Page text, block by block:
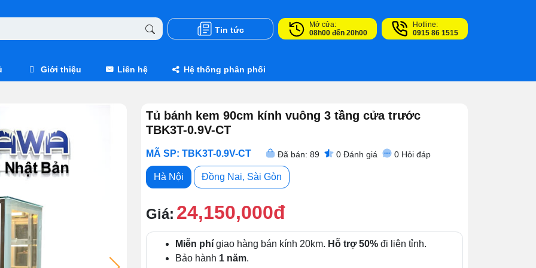
Tin tức
Mở cửa:
08h00 đến 20h00
Hotline:
0915 86 1515
Giới thiệu Liên hệ Hệ thống phân phối
Tủ bánh kem 90cm kính vuông 3 tầng cửa trước
TBK3T-0.9V-CT
MÃ SP: TBK3T-0.9V-CT Đã bán: 89 0 Đánh giá 0 Hỏi đáp
Hà Nội Đồng Nai, Sài Gòn
Giá: 24,150,000đ
Miễn phí giao hàng bán kính 20km. Hỗ trợ 50% đi liên tỉnh.
Bảo hành 1 năm.